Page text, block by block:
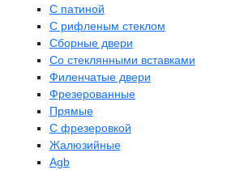
С патиной
С рифленым стеклом
Сборные двери
Со стеклянными вставками
Филенчатые двери
Фрезерованные
Прямые
С фрезеровкой
Жалюзийные
Agb